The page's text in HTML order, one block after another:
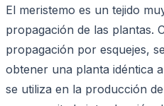
El meristemo es un tejido
propagación de las plantas.
propagación por esquejes,
obtener una planta idéntica
se utiliza en la producción